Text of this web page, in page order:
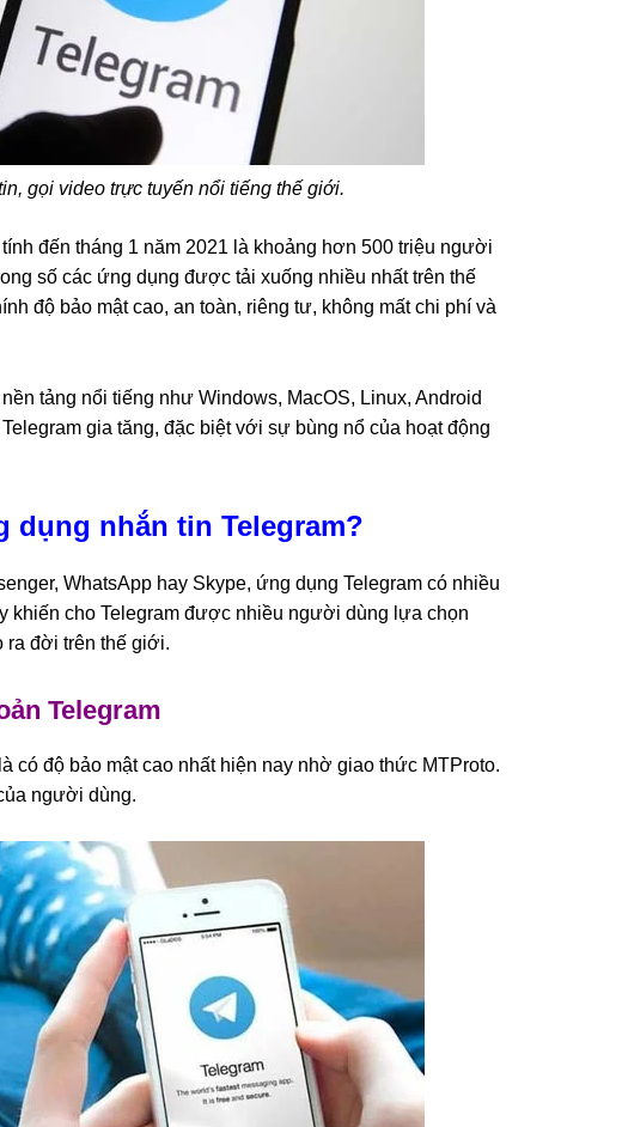
gọi video trực tuyến nổi tiếng thế giới.
đến tháng 1 năm 2021 là khoảng hơn 500 triệu người
số các ứng dụng được tải xuống nhiều nhất trên thế
độ bảo mật cao, an toàn, riêng tư, không mất chi phí và
tảng nổi tiếng như Windows, MacOS, Linux, Android
gia tăng, đặc biệt với sự bùng nổ của hoạt động
dụng nhắn tin Telegram?
WhatsApp hay Skype, ứng dụng Telegram có nhiều
khiến cho Telegram được nhiều người dùng lựa chọn
ra đời trên thế giới.
Telegram
có độ bảo mật cao nhất hiện nay nhờ giao thức MTProto.
người dùng.